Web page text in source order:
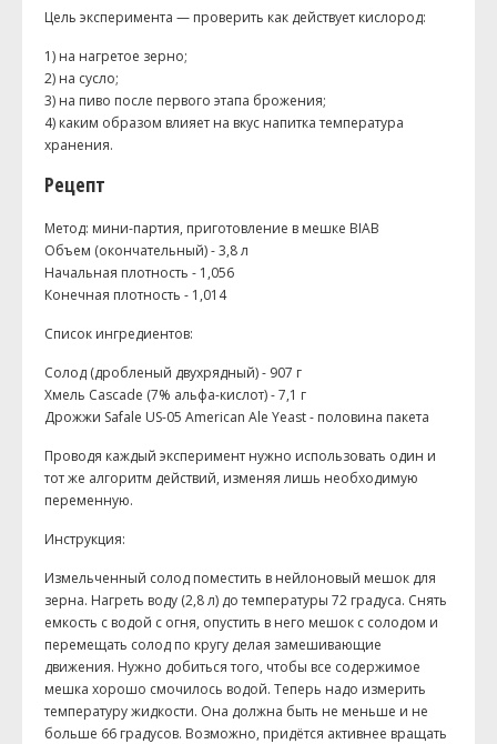
Цель эксперимента — проверить как действует кислород:
1) на нагретое зерно;
2) на сусло;
3) на пиво после первого этапа брожения;
4) каким образом влияет на вкус напитка температура
хранения.
Рецепт
Метод: мини-партия, приготовление в мешке BIAB
Объем (окончательный) - 3,8 л
Начальная плотность - 1,056
Конечная плотность - 1,014
Список ингредиентов:
Солод (дробленый двухрядный) - 907 г
Хмель Cascade (7% альфа-кислот) - 7,1 г
Дрожжи Safale US-05 American Ale Yeast - половина пакета
Проводя каждый эксперимент нужно использовать один и
тот же алгоритм действий, изменяя лишь необходимую
переменную.
Инструкция:
Измельченный солод поместить в нейлоновый мешок для
зерна. Нагреть воду (2,8 л) до температуры 72 градуса. Снять
емкость с водой с огня, опустить в него мешок с солодом и
перемещать солод по кругу делая замешивающие
движения. Нужно добиться того, чтобы все содержимое
мешка хорошо смочилось водой. Теперь надо измерить
температуру жидкости. Она должна быть не меньше и не
больше 66 градусов. Возможно, придётся активнее вращать